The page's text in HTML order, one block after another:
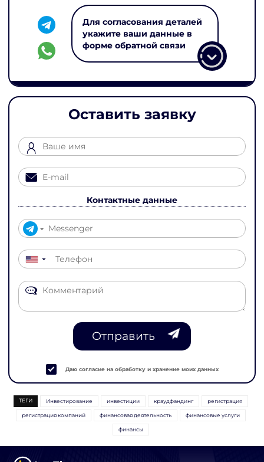
Для согласования деталей
укажите ваши данные в
форме обратной связи
Оставить заявку
Контактные данные
▼
Отправить
Даю согласие на обработку и хранение моих данных
ТЕГИ Инвестирование инвестиции краудфандинг регистрация
регистрация компаний финансовая деятельность финансовые услуги
финансы